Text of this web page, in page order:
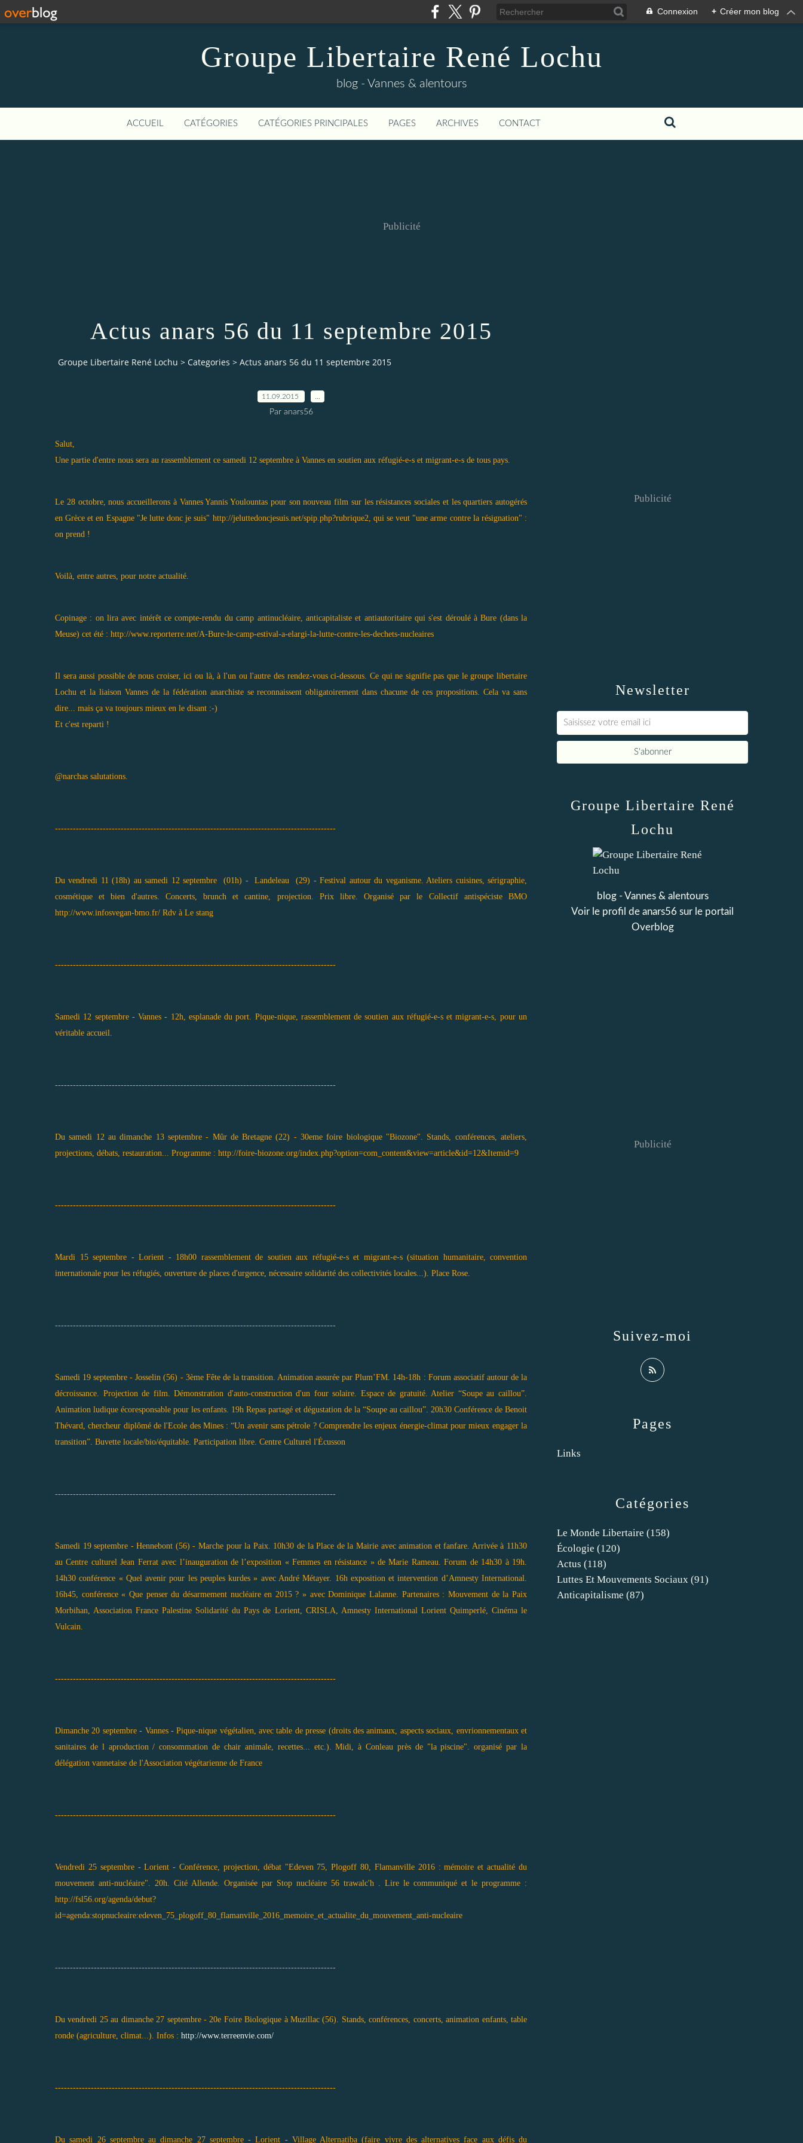
Connexion + Créer mon blog
Groupe Libertaire René Lochu
blog - Vannes & alentours
ACCUEIL CATÉGORIES CATÉGORIES PRINCIPALES PAGES ARCHIVES CONTACT
Publicité
Actus anars 56 du 11 septembre 2015
Groupe Libertaire René Lochu > Categories > Actus anars 56 du 11 septembre 2015
11.09.2015
Par anars56
Salut,
Une partie d'entre nous sera au rassemblement ce samedi 12 septembre à Vannes en soutien aux réfugié-e-s et migrant-e-s de tous pays.
Le 28 octobre, nous accueillerons à Vannes Yannis Youlountas pour son nouveau film sur les résistances sociales et les quartiers autogérés
en Grèce et en Espagne "Je lutte donc je suis" http://jeluttedoncjesuis.net/spip.php?rubrique2 , qui se veut "une arme contre la résignation" :
on prend !
Voilà, entre autres, pour notre actualité.
Copinage : on lira avec intérêt ce compte-rendu du camp antinucléaire, anticapitaliste et antiautoritaire qui s'est déroulé à Bure (dans la
Meuse) cet été : http://www.reporterre.net/A-Bure-le-camp-estival-a-elargi-la-lutte-contre-les-dechets-nucleaires
Il sera aussi possible de nous croiser, ici ou là, à l'un ou l'autre des rendez-vous ci-dessous. Ce qui ne signifie pas que le groupe libertaire
Lochu et la liaison Vannes de la fédération anarchiste se reconnaissent obligatoirement dans chacune de ces propositions. Cela va sans
dire... mais ça va toujours mieux en le disant :-)
Et c'est reparti !
@narchas salutations.
----------------------------------------------------------------------------------------------
Du vendredi 11 (18h) au samedi 12 septembre (01h) - Landeleau (29) - Festival autour du veganisme. Ateliers cuisines, sérigraphie,
cosmétique et bien d'autres. Concerts, brunch et cantine, projection. Prix libre. Organisé par le Collectif antispéciste BMO
http://www.infosvegan-bmo.fr/ Rdv à Le stang
----------------------------------------------------------------------------------------------
Samedi 12 septembre - Vannes - 12h, esplanade du port. Pique-nique, rassemblement de soutien aux réfugié-e-s et migrant-e-s, pour un
véritable accueil.
----------------------------------------------------------------------------------------------
Du samedi 12 au dimanche 13 septembre - Mûr de Bretagne (22) - 30eme foire biologique "Biozone". Stands, conférences, ateliers,
projections, débats, restauration... Programme : http://foire-biozone.org/index.php?option=com_content&view=article&id=12&Itemid=9
----------------------------------------------------------------------------------------------
Mardi 15 septembre - Lorient - 18h00 rassemblement de soutien aux réfugié-e-s et migrant-e-s (situation humanitaire, convention
internationale pour les réfugiés, ouverture de places d'urgence, nécessaire solidarité des collectivités locales...). Place Rose.
----------------------------------------------------------------------------------------------
Samedi 19 septembre - Josselin (56) - 3ème Fête de la transition. Animation assurée par Plum’FM. 14h-18h : Forum associatif autour de la
décroissance. Projection de film. Démonstration d'auto-construction d'un four solaire. Espace de gratuité. Atelier “Soupe au caillou”.
Animation ludique écoresponsable pour les enfants. 19h Repas partagé et dégustation de la “Soupe au caillou”. 20h30 Conférence de Benoit
Thévard, chercheur diplômé de l'Ecole des Mines : “Un avenir sans pétrole ? Comprendre les enjeux énergie-climat pour mieux engager la
transition”. Buvette locale/bio/équitable. Participation libre. Centre Culturel l'Écusson
----------------------------------------------------------------------------------------------
Samedi 19 septembre - Hennebont (56) - Marche pour la Paix. 10h30 de la Place de la Mairie avec animation et fanfare. Arrivée à 11h30
au Centre culturel Jean Ferrat avec l’inauguration de l’exposition « Femmes en résistance » de Marie Rameau. Forum de 14h30 à 19h.
14h30 conférence « Quel avenir pour les peuples kurdes » avec André Métayer. 16h exposition et intervention d’Amnesty International.
16h45, conférence « Que penser du désarmement nucléaire en 2015 ? » avec Dominique Lalanne. Partenaires : Mouvement de la Paix
Morbihan, Association France Palestine Solidarité du Pays de Lorient, CRISLA, Amnesty International Lorient Quimperlé, Cinéma le
Vulcain.
----------------------------------------------------------------------------------------------
Dimanche 20 septembre - Vannes - Pique-nique végétalien, avec table de presse (droits des animaux, aspects sociaux, envrionnementaux et
sanitaires de l aproduction / consommation de chair animale, recettes... etc.). Midi, à Conleau près de "la piscine". organisé par la
délégation vannetaise de l'Association végétarienne de France
----------------------------------------------------------------------------------------------
Vendredi 25 septembre - Lorient - Conférence, projection, débat "Edeven 75, Plogoff 80, Flamanville 2016 : mémoire et actualité du
mouvement anti-nucléaire". 20h. Cité Allende. Organisée par Stop nucléaire 56 trawalc'h . Lire le communiqué et le programme :
http://fsl56.org/agenda/debut?
id=agenda:stopnucleaire:edeven_75_plogoff_80_flamanville_2016_memoire_et_actualite_du_mouvement_anti-nucleaire
----------------------------------------------------------------------------------------------
Du vendredi 25 au dimanche 27 septembre - 20e Foire Biologique à Muzillac (56). Stands, conférences, concerts, animation enfants, table
ronde (agriculture, climat...). Infos : http://www.terreenvie.com/
----------------------------------------------------------------------------------------------
Du samedi 26 septembre au dimanche 27 septembre - Lorient - Village Alternatiba (faire vivre des alternatives face aux défis du
Newsletter
Publicité
Catégories
Le Monde Libertaire (158)
Écologie (120)
Actus (118)
Luttes Et Mouvements Sociaux (91)
Anticapitalisme (87)
Pages
Links
Groupe Libertaire René
Lochu
blog - Vannes & alentours
Voir le profil de anars56 sur le portail
Overblog
Suivez-moi
Publicité